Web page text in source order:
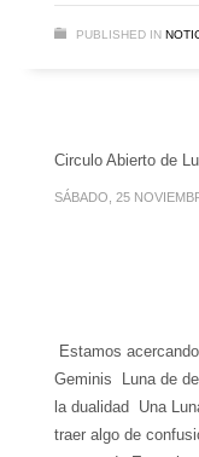
PUBLISHED IN
Circulo Abierto de
SÁBADO, 25
Estamos
Geminis Luna de
la dualidad Una
traer algo de